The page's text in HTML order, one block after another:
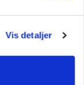
Vis detaljer